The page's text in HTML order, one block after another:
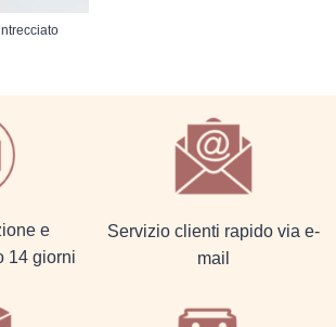
e
14 giorni
Servizio clienti rapido via e-
mail